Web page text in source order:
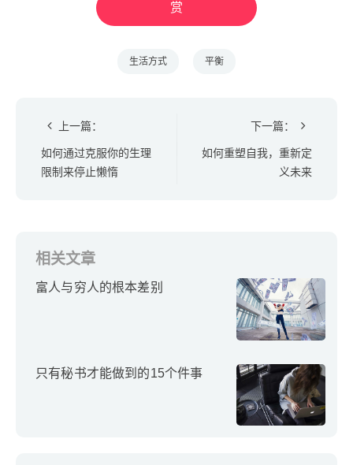
赏
生活方式 平衡
上一篇：
如何通过克服你的生理
限制来停止懒惰
下一篇：
如何重塑自我，重新定
义未来
相关文章
富人与穷人的根本差别
只有秘书才能做到的15个件事